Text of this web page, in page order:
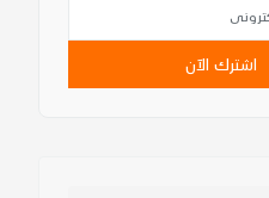
اشترك الآن